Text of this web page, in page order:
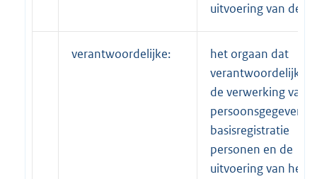
uitvoering van de
verantwoordelijke:
het orgaan dat
verantwoordelijk is
de verwerking van
persoonsgegevens
basisregistratie
personen en de
uitvoering van het